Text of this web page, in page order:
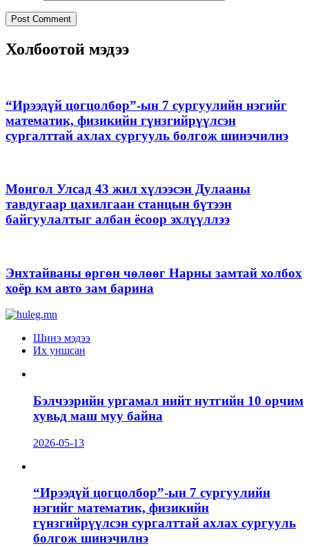
Холбоотой мэдээ
“Ирээдүй цогцолбор”-ын 7 сургуулийн нэгийг
математик, физикийн гүнзгийрүүлсэн
сургалттай ахлах сургууль болгож шинэчилнэ
Монгол Улсад 43 жил хүлээсэн Дулааны
тавдугаар цахилгаан станцын бүтээн
байгуулалтыг албан ёсоор эхлүүллээ
Энхтайваны өргөн чөлөөг Нарны замтай холбох
хоёр км авто зам барина
Шинэ мэдээ
Их уншсан
Бэлчээрийн ургамал нийт нутгийн 10 орчим
хувьд маш муу байна
2026-05-13
“Ирээдүй цогцолбор”-ын 7 сургуулийн
нэгийг математик, физикийн
гүнзгийрүүлсэн сургалттай ахлах сургууль
болгож шинэчилнэ